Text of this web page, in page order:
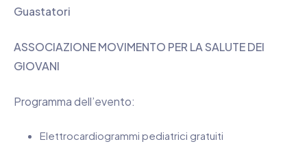
Guastatori
ASSOCIAZIONE MOVIMENTO PER LA SALUTE DEI
GIOVANI
Programma dell’evento:
Elettrocardiogrammi pediatrici gratuiti